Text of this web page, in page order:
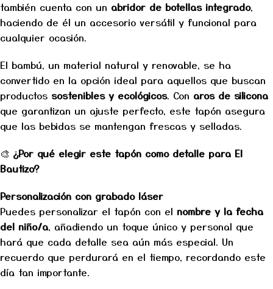
también cuenta con un abridor de botellas integrado,
haciendo de él un accesorio versátil y funcional para
cualquier ocasión.
El bambú, un material natural y renovable, se ha
convertido en la opción ideal para aquellos que buscan
productos sostenibles y ecológicos. Con aros de silicona
que garantizan un ajuste perfecto, este tapón asegura
que las bebidas se mantengan frescas y selladas.
🎨 ¿Por qué elegir este tapón como detalle para El
Bautizo?
Personalización con grabado láser
Puedes personalizar el tapón con el nombre y la fecha
del niño/a, añadiendo un toque único y personal que
hará que cada detalle sea aún más especial. Un
recuerdo que perdurará en el tiempo, recordando este
día tan importante.